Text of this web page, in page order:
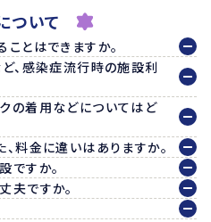
ついて
とはできますか。
、感染症流行時の施設利
の着用などについてはど
料金に違いはありますか。
ですか。
夫ですか。